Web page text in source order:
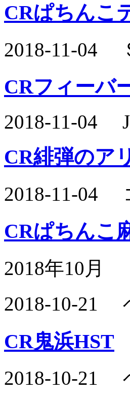
CRぱちんこ
2018-11-04
CRフィーバ
2018-11-04
CR緋弾のア
2018-11-04
CRぱちんこ
2018年10月
2018-10-21
CR鬼浜HST
2018-10-21